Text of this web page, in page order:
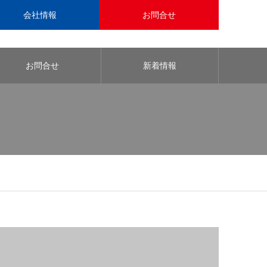
会社情報 お問合せ
お問合せ 新着情報